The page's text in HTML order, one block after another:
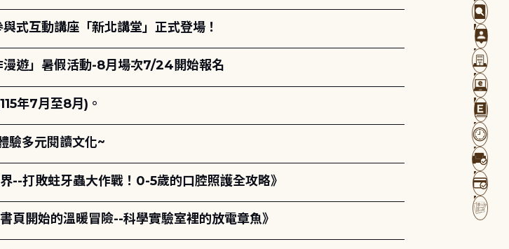
式互動講座「新北講堂」正式登場！
漫遊」暑假活動-8月場次7/24開始報名
年7月至8月)。
驗多元閱讀文化~
--打敗蛀牙蟲大作戰！0-5歲的口腔照護全攻略》
頁開始的溫暖冒險--科學實驗室裡的放電章魚》